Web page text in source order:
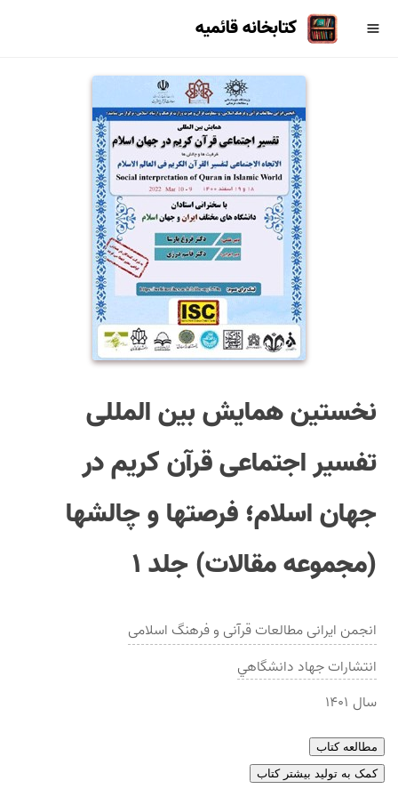
کتابخانه قائمیه
نخستین همایش بین المللی
تفسیر اجتماعی قرآن کریم در
جهان اسلام؛ فرصتها و چالشها
(مجموعه مقالات) جلد ۱
انجمن ایرانی مطالعات قرآنی و فرهنگ اسلامی
انتشاراتجهاد دانشگاهي
سال ۱۴۰۱
مطالعه کتاب
کمک به تولید بیشتر کتاب